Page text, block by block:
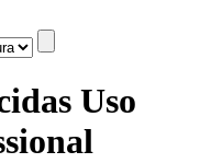
Uso